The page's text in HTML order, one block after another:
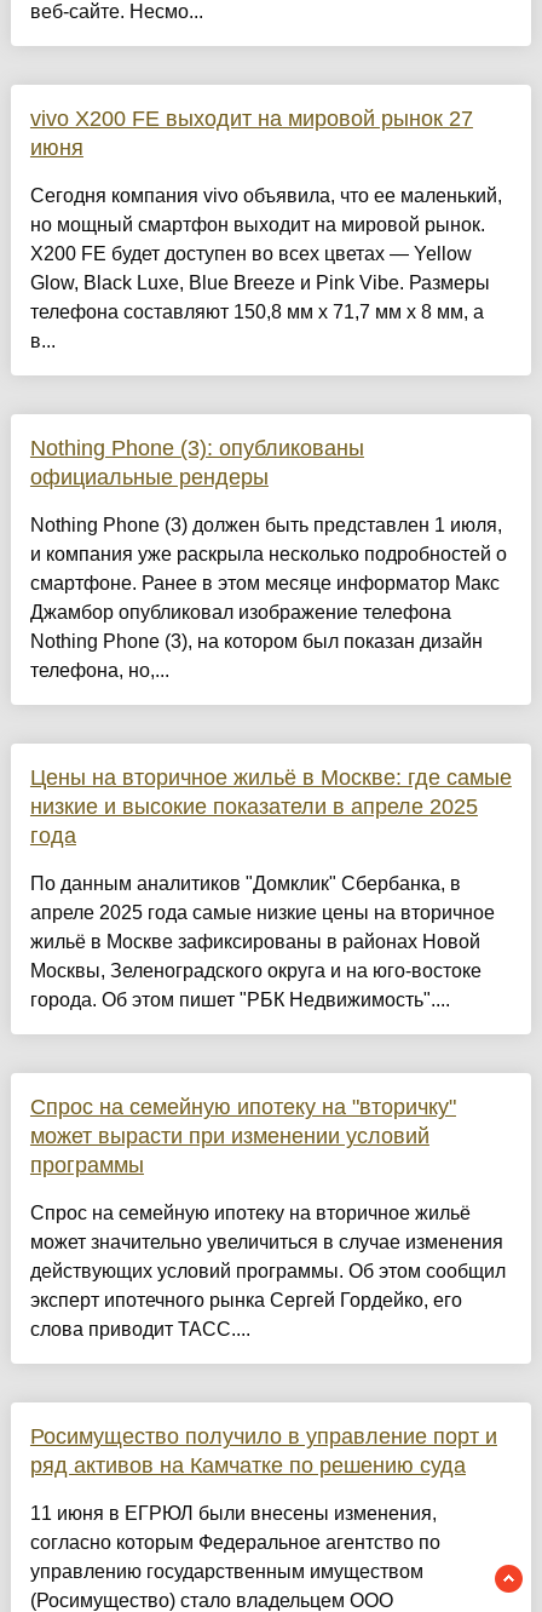
веб-сайте. Несмо...
vivo X200 FE выходит на мировой рынок 27
июня
Сегодня компания vivo объявила, что ее маленький,
но мощный смартфон выходит на мировой рынок.
X200 FE будет доступен во всех цветах — Yellow
Glow, Black Luxe, Blue Breeze и Pink Vibe. Размеры
телефона составляют 150,8 мм x 71,7 мм x 8 мм, а
в...
Nothing Phone (3): опубликованы
официальные рендеры
Nothing Phone (3) должен быть представлен 1 июля,
и компания уже раскрыла несколько подробностей о
смартфоне. Ранее в этом месяце информатор Макс
Джамбор опубликовал изображение телефона
Nothing Phone (3), на котором был показан дизайн
телефона, но,...
Цены на вторичное жильё в Москве: где самые
низкие и высокие показатели в апреле 2025
года
По данным аналитиков "Домклик" Сбербанка, в
апреле 2025 года самые низкие цены на вторичное
жильё в Москве зафиксированы в районах Новой
Москвы, Зеленоградского округа и на юго-востоке
города. Об этом пишет "РБК Недвижимость"....
Спрос на семейную ипотеку на "вторичку"
может вырасти при изменении условий
программы
Спрос на семейную ипотеку на вторичное жильё
может значительно увеличиться в случае изменения
действующих условий программы. Об этом сообщил
эксперт ипотечного рынка Сергей Гордейко, его
слова приводит ТАСС....
Росимущество получило в управление порт и
ряд активов на Камчатке по решению суда
11 июня в ЕГРЮЛ были внесены изменения,
согласно которым Федеральное агентство по
управлению государственным имуществом
(Росимущество) стало владельцем ООО